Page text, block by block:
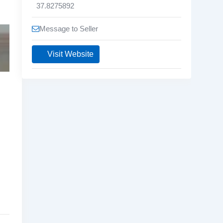
37.8275892
Message to Seller
Visit Website